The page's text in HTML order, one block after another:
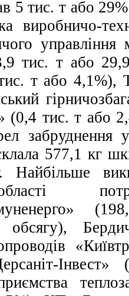
5 тис. т або
виробничо-
управління
тис. т або
т або 4,1%),
(0,4 тис. т або
577,1 кг
обсягу),